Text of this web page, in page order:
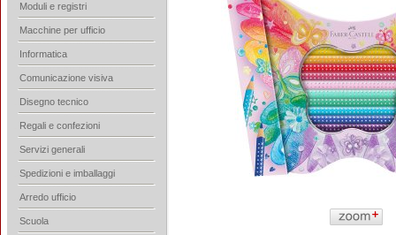
Moduli e registri
Macchine per ufficio
Informatica
Comunicazione visiva
Disegno tecnico
Regali e confezioni
Servizi generali
Spedizioni e imballaggi
Arredo ufficio
Scuola